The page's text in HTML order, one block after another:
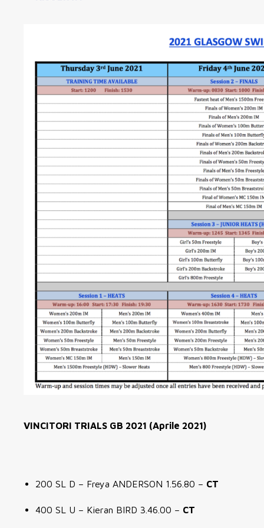
VINCITORI TRIALS GB 2021 (Aprile 2021)
200 SL D – Freya ANDERSON 1.56.80 – CT
400 SL U – Kieran BIRD 3.46.00 – CT